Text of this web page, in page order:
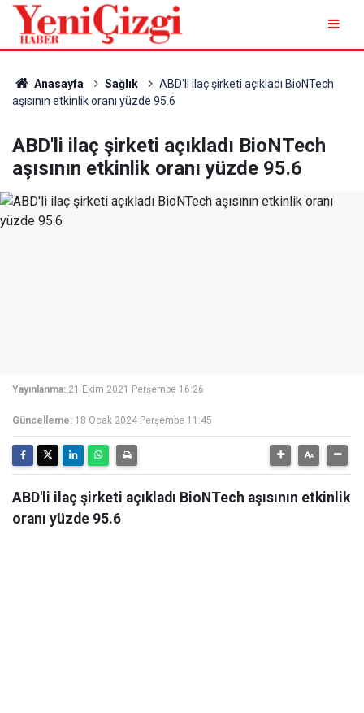
Anasayfa Sağlık
ABD'li ilaç şirketi açıkladı BioNTech
aşısının etkinlik oranı yüzde 95.6
ABD'li ilaç şirketi açıkladı BioNTech
aşısının etkinlik oranı yüzde 95.6
Yayınlanma: 21 Ekim 2021 Perşembe 16:26
Güncelleme: 18 Ocak 2024 Perşembe 11:45
ABD'li ilaç şirketi açıkladı BioNTech aşısının etkinlik
oranı yüzde 95.6